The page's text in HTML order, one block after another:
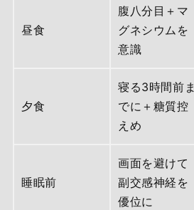
昼食
腹八分目＋マ
グネシウムを
意識
夕食
寝る3時間前ま
でに＋糖質控
えめ
睡眠前
画面を避けて
副交感神経を
優位に